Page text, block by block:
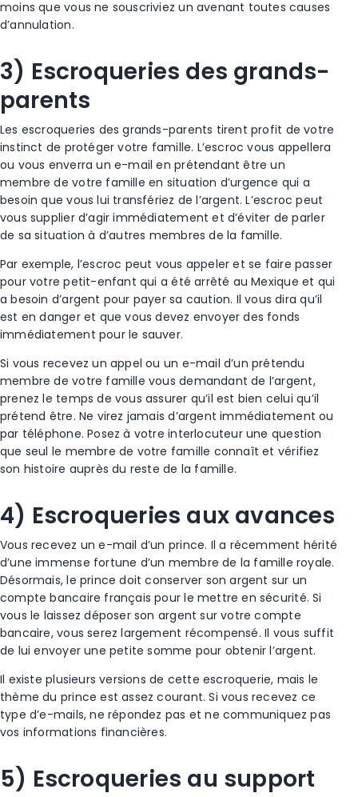
moins que vous ne souscriviez un avenant toutes causes
d’annulation.
3) Escroqueries des grands-
parents
Les escroqueries des grands-parents tirent profit de votre
instinct de protéger votre famille. L’escroc vous appellera
ou vous enverra un e-mail en prétendant être un
membre de votre famille en situation d’urgence qui a
besoin que vous lui transfériez de l’argent. L’escroc peut
vous supplier d’agir immédiatement et d’éviter de parler
de sa situation à d’autres membres de la famille.
Par exemple, l’escroc peut vous appeler et se faire passer
pour votre petit-enfant qui a été arrêté au Mexique et qui
a besoin d’argent pour payer sa caution. Il vous dira qu’il
est en danger et que vous devez envoyer des fonds
immédiatement pour le sauver.
Si vous recevez un appel ou un e-mail d’un prétendu
membre de votre famille vous demandant de l’argent,
prenez le temps de vous assurer qu’il est bien celui qu’il
prétend être. Ne virez jamais d’argent immédiatement ou
par téléphone. Posez à votre interlocuteur une question
que seul le membre de votre famille connaît et vérifiez
son histoire auprès du reste de la famille.
4) Escroqueries aux avances
Vous recevez un e-mail d’un prince. Il a récemment hérité
d’une immense fortune d’un membre de la famille royale.
Désormais, le prince doit conserver son argent sur un
compte bancaire français pour le mettre en sécurité. Si
vous le laissez déposer son argent sur votrecompte
bancaire, vous serez largement récompensé. Il vous suffit
de lui envoyer une petite somme pour obtenir l’argent.
Il existe plusieurs versions de cette escroquerie, mais le
thème du prince est assez courant. Si vous recevez ce
type d’e-mails, ne répondez pas et ne communiquez pas
vos informations financières.
5) Escroqueries au support